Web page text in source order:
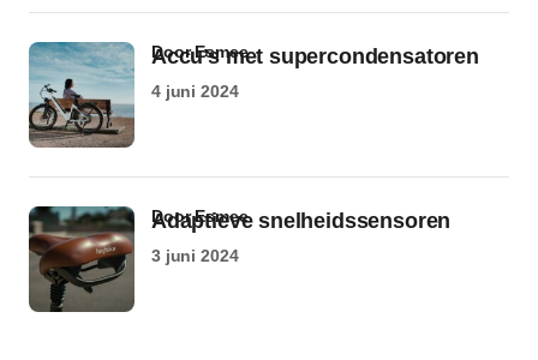
Accu’s met supercondensatoren
door Esmee
4 juni 2024
Adaptieve snelheidssensoren
door Esmee
3 juni 2024